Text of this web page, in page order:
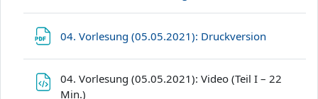
04. Vorlesung (05.05.2021): Druckversion
04. Vorlesung (05.05.2021): Video (Teil I – 22
Min.)